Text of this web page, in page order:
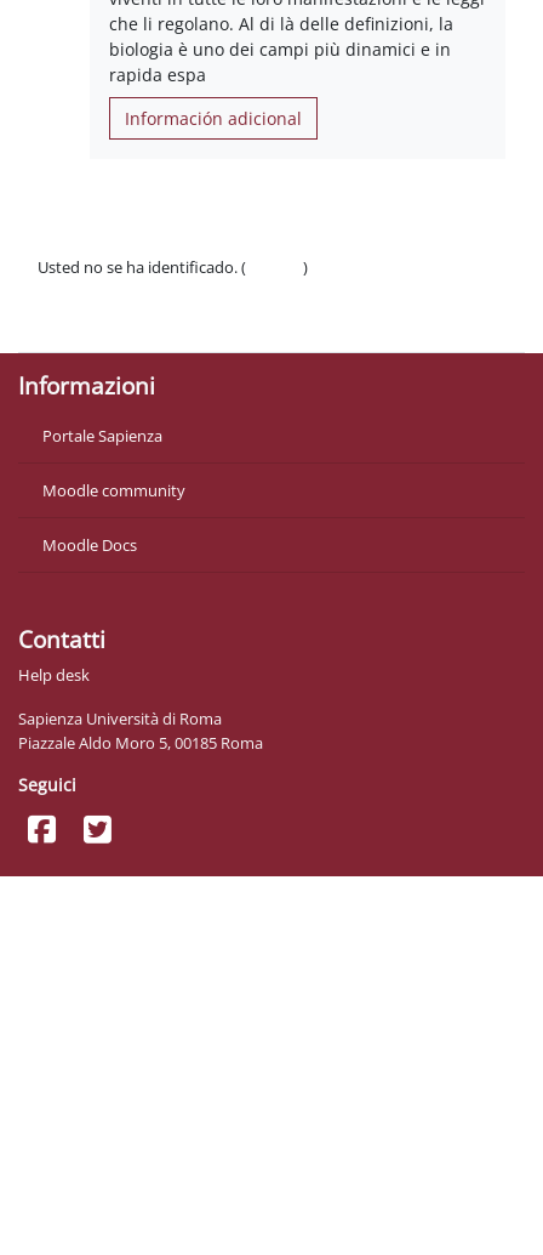
che li regolano. Al di là delle definizioni, la
biologia è uno dei campi più dinamici e in
rapida espa
Información adicional
Usted no se ha identificado. (
)
Informazioni
Portale Sapienza
Moodle community
Moodle Docs
Contatti
Help desk
Sapienza Università di Roma
Piazzale Aldo Moro 5, 00185 Roma
Seguici